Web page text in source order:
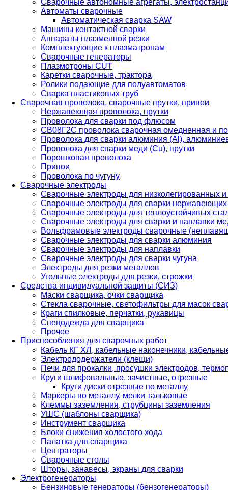
Сварочные автономные агрегаты,
Автоматы сварочные
Автоматическая сварка SAW
Машины контактной сварки
Аппараты плазменной резки
Комплектующие к плазматронам
Сварочные генераторы
Плазмотроны CUT
Каретки сварочные, трактора
Ролики подающие для полуавтоматов
Сварка пластиковых труб
Сварочная проволока, сварочные прутки, припои
Нержавеющая проволока, прутки
Проволока для сварки под флюсом
СВ08Г2С проволока сварочная омедненная и
Проволока для сварки алюминия (Al),
Проволока для сварки меди (Cu), прутки
Порошковая проволока
Припои
Проволока по чугуну
Сварочные электроды
Сварочные электроды для низколегированных и
Сварочные электроды для сварки
Сварочные электроды для теплоустойчивых
Сварочные электроды для сварки и наплавки
Вольфрамовые электроды сварочные
Сварочные электроды для сварки алюминия
Сварочные электроды для наплавки
Сварочные электроды для сварки чугуна
Электроды для резки металлов
Угольные электроды для резки, строжки
Средства индивидуальной защиты (СИЗ)
Маски сварщика, очки сварщика
Стекла сварочные, светофильтры для масок
Краги спилковые, перчатки, рукавицы
Спецодежда для сварщика
Прочее
Приспособления для сварочных работ
Кабель КГ ХЛ, кабельные наконечники,
Электрододержатели (клещи)
Печи для прокалки, просушки электродов,
Круги шлифовальные, зачистные, отрезные
Круги диски отрезные по металлу
Маркеры по металлу, мелки тальковые
Клеммы заземления, струбцины заземления
УШС (шаблоны сварщика)
Инструмент сварщика
Блоки снижения холостого хода
Палатка для сварщика
Центраторы
Сварочные столы
Шторы, занавесы, экраны для сварки
Электрогенераторы
Бензиновые генераторы (бензогенераторы)